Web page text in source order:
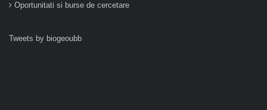
Oportunitati si burse de cercetare
Tweets by biogeoubb